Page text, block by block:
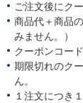
ご注文後にク
商品代＋商品
みません。）
クーポンコー
期限切れのク
ん。
１注文につき